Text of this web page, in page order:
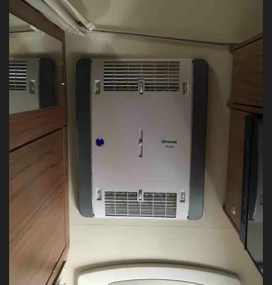
ツ
へ
キ
ッ
プ